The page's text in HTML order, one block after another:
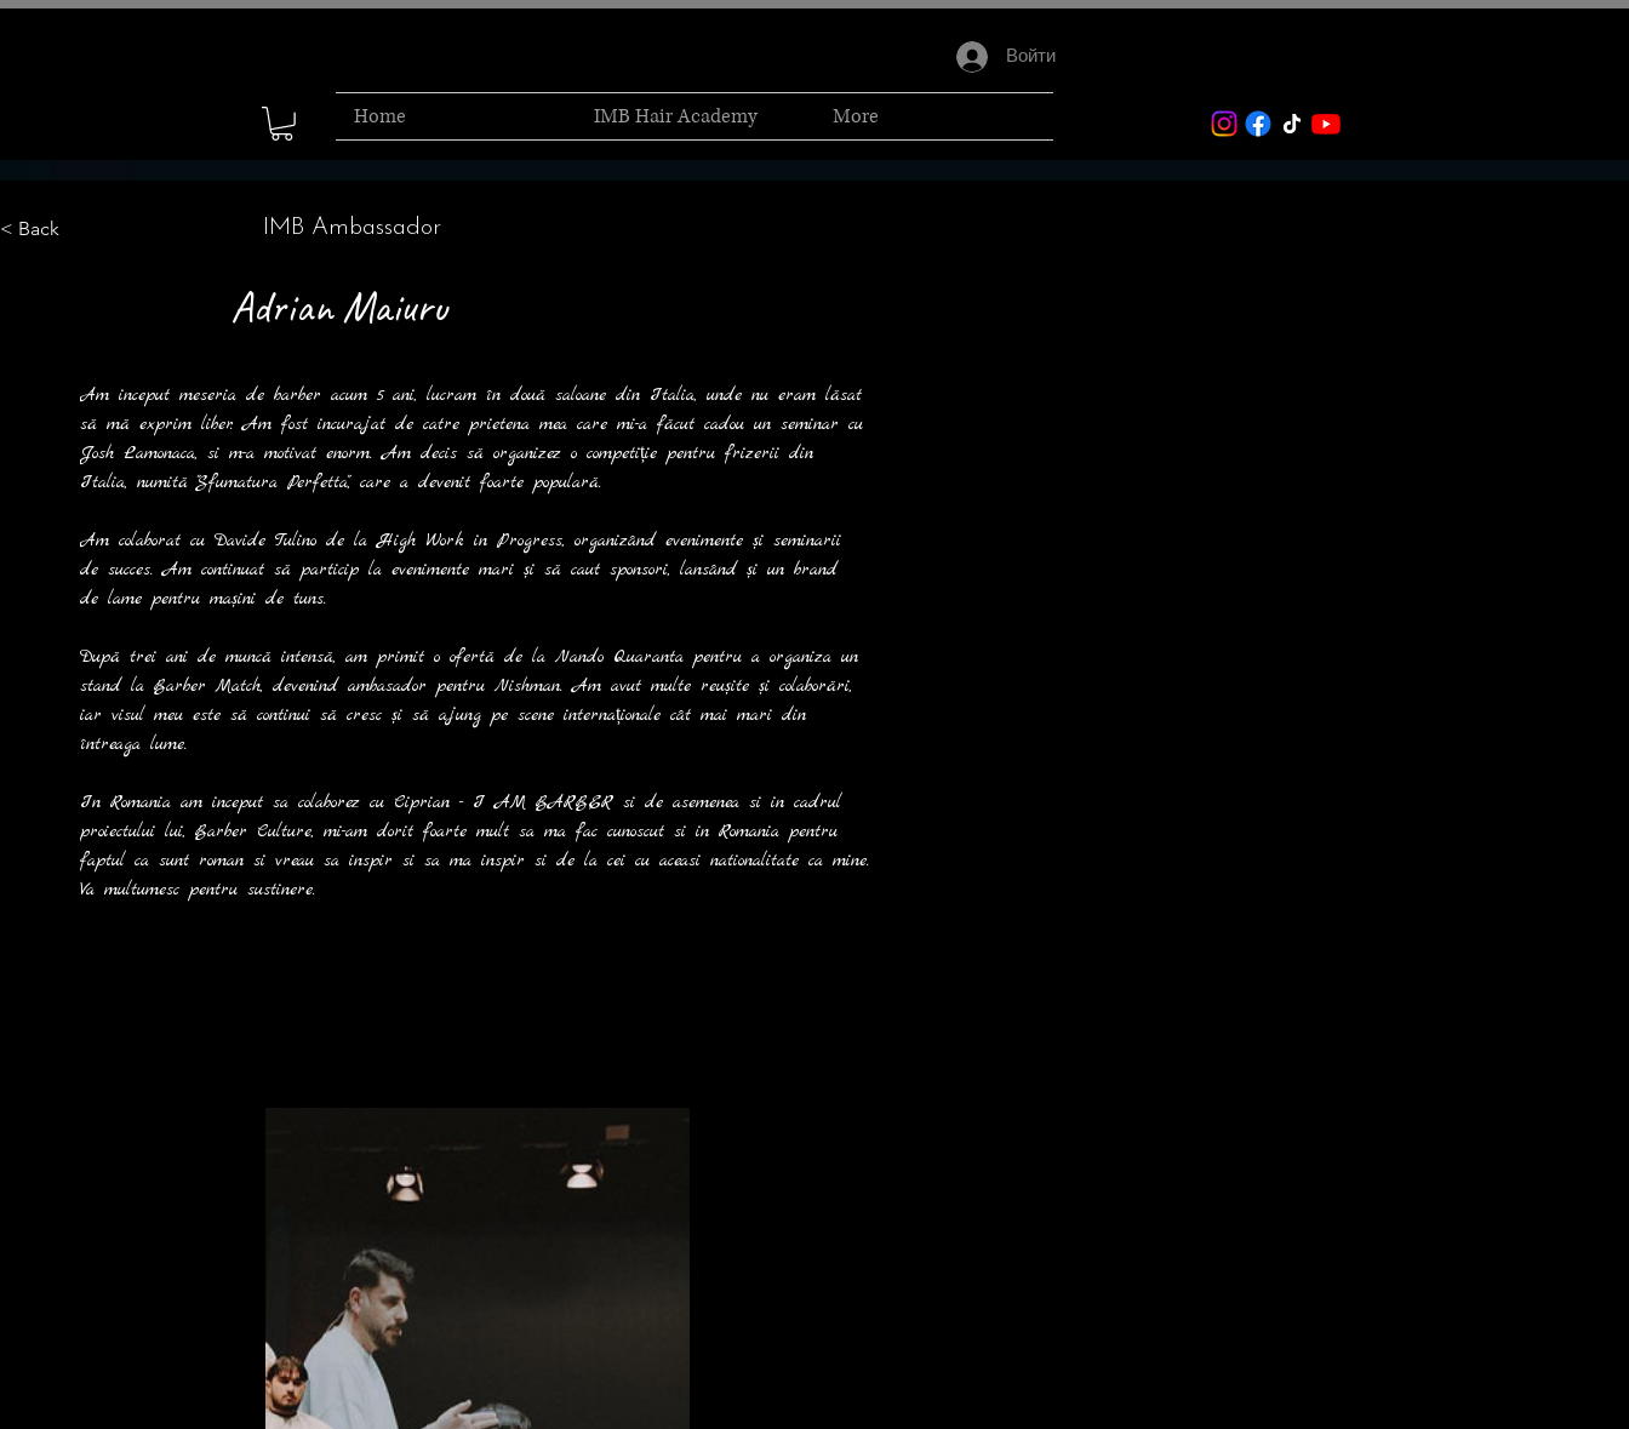
Войти
Home IMB Hair Academy More
< Back IMB Ambassador
Adrian Maiuru
Am inceput meseria de barber acum 5 ani, lucram în două saloane din Italia, unde nu eram lăsat
să mă exprim liber. Am fost incurajat de catre prietena mea care mi-a făcut cadou un seminar cu
Josh Lamonaca, si m-a motivat enorm. Am decis să organizez o competiție pentru frizerii din
Italia, numită "Sfumatura Perfetta", care a devenit foarte populară.
Am colaborat cu Davide Tulino de la High Work in Progress, organizând evenimente și seminarii
de succes. Am continuat să particip la evenimente mari și să caut sponsori, lansând și un brand
de lame pentru mașini de tuns.
După trei ani de muncă intensă, am primit o ofertă de la Nando Quaranta pentru a organiza un
stand la Barber Match, devenind ambasador pentru Nishman. Am avut multe reușite și colaborări,
iar visul meu este să continui să cresc și să ajung pe scene internaționale cât mai mari din
întreaga lume.
In Romania am inceput sa colaborez cu Ciprian - I AM BARBER si de asemenea si in cadrul
proiectului lui, Barber Culture, mi-am dorit foarte mult sa ma fac cunoscut si in Romania pentru
faptul ca sunt roman si vreau sa inspir si sa ma inspir si de la cei cu aceasi nationalitate ca mine.
Va multumesc pentru sustinere.